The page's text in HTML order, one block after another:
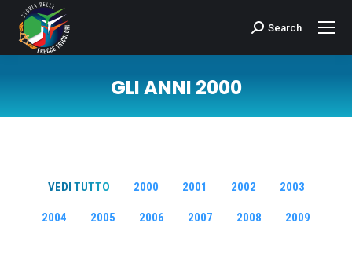
Cerca:Search
GLI ANNI 2000
VEDI TUTTO 2000 2001 2002 2003
2004 2005 2006 2007 2008 2009